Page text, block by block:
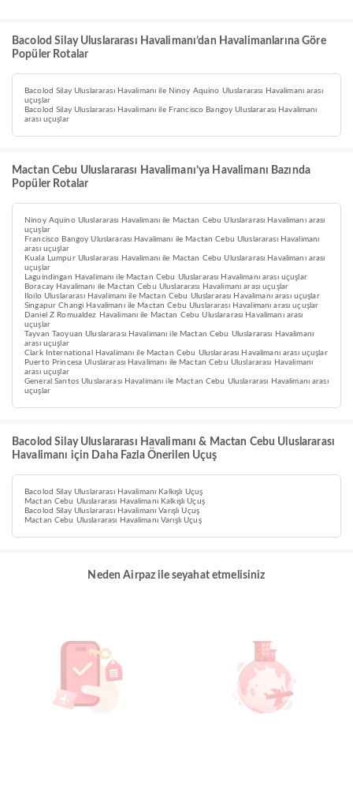
Bacolod Silay Uluslararası Havalimanı’dan Havalimanlarına Göre
Popüler Rotalar
Bacolod Silay Uluslararası Havalimanı ile Ninoy Aquino Uluslararası Havalimanı arası
uçuşlar
Bacolod Silay Uluslararası Havalimanı ile Francisco Bangoy Uluslararası Havalimanı
arası uçuşlar
Mactan Cebu Uluslararası Havalimanı’ya Havalimanı Bazında
Popüler Rotalar
Ninoy Aquino Uluslararası Havalimanı ile Mactan Cebu Uluslararası Havalimanı arası
uçuşlar
Francisco Bangoy Uluslararası Havalimanı ile Mactan Cebu Uluslararası Havalimanı
arası uçuşlar
Kuala Lumpur Uluslararası Havalimanı ile Mactan Cebu Uluslararası Havalimanı arası
uçuşlar
Laguindingan Havalimanı ile Mactan Cebu Uluslararası Havalimanı arası uçuşlar
Boracay Havalimanı ile Mactan Cebu Uluslararası Havalimanı arası uçuşlar
Iloilo Uluslararası Havalimanı ile Mactan Cebu Uluslararası Havalimanı arası uçuşlar
Singapur Changi Havalimanı ile Mactan Cebu Uluslararası Havalimanı arası uçuşlar
Daniel Z Romualdez Havalimanı ile Mactan Cebu Uluslararası Havalimanı arası
uçuşlar
Tayvan Taoyuan Uluslararası Havalimanı ile Mactan Cebu Uluslararası Havalimanı
arası uçuşlar
Clark International Havalimanı ile Mactan Cebu Uluslararası Havalimanı arası uçuşlar
Puerto Princesa Uluslararası Havalimanı ile Mactan Cebu Uluslararası Havalimanı
arası uçuşlar
General Santos Uluslararası Havalimanı ile Mactan Cebu Uluslararası Havalimanı arası
uçuşlar
Bacolod Silay Uluslararası Havalimanı & Mactan Cebu Uluslararası
Havalimanı için Daha Fazla Önerilen Uçuş
Bacolod Silay Uluslararası Havalimanı Kalkışlı Uçuş
Mactan Cebu Uluslararası Havalimanı Kalkışlı Uçuş
Bacolod Silay Uluslararası Havalimanı Varışlı Uçuş
Mactan Cebu Uluslararası Havalimanı Varışlı Uçuş
Neden Airpaz ile seyahat etmelisiniz